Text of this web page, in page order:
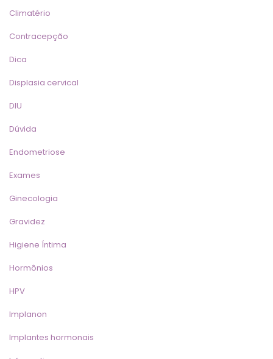
Climatério
Contracepção
Dica
Displasia cervical
DIU
Dúvida
Endometriose
Exame
Ginecologia
Gravidez
Higiene Íntima
Hormônio
HPV
Implanon
Implantes hormonai